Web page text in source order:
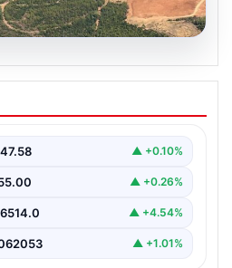
orman yangını
Orman Yangını Kontrol
47.58 ▲ +0.10%
▲ +0.26%
6514.0 ▲ +4.54%
▲ +1.01%